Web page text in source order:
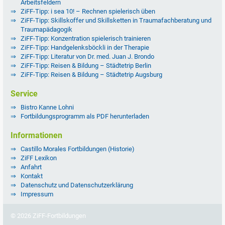
Arbeitsfeldern
ZiFF-Tipp: i sea 10! – Rechnen spielerisch üben
ZiFF-Tipp: Skillskoffer und Skillsketten in Traumafachberatung und
Traumapädagogik
ZiFF-Tipp: Konzentration spielerisch trainieren
ZiFF-Tipp: Handgelenksböckli in der Therapie
ZiFF-Tipp: Literatur von Dr. med. Juan J. Brondo
ZiFF-Tipp: Reisen & Bildung – Städtetrip Berlin
ZiFF-Tipp: Reisen & Bildung – Städtetrip Augsburg
Service
Bistro Kanne Lohni
Fortbildungsprogramm als PDF herunterladen
Informationen
Castillo Morales Fortbildungen (Historie)
ZiFF Lexikon
Anfahrt
Kontakt
Datenschutz und Datenschutzerklärung
Impressum
© 2026 ZiFF-Fortbildungen